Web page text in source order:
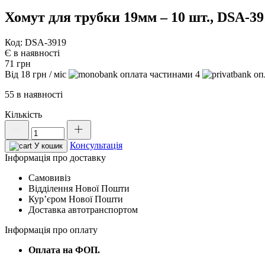
Хомут для трубки 19мм – 10 шт., DSA-
Код: DSA-3919
Є в наявності
71 грн
Від 18 грн / міс
4
55 в наявності
Кількість
для
трубки
19мм
10
шт.,
DSA-
3919
У кошик
Консультація
Інформація про доставку
Самовивіз
Відділення Нової Пошти
Курʼєром Нової Пошти
Доставка автотранспортом
Інформація про оплату
Оплата на ФОП.